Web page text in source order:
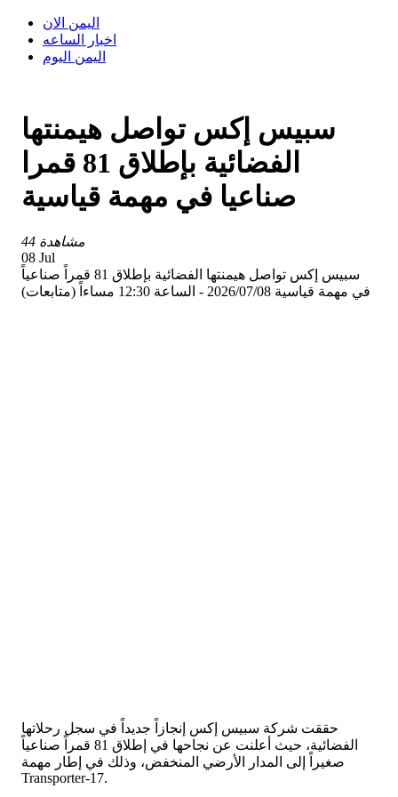
اليمن الان
اخبار الساعه
اليمن اليوم
سبيس إكس تواصل هيمنتها
الفضائية بإطلاق 81 قمرا
صناعيا في مهمة قياسية
44 مشاهدة
08 Jul
سبيس إكس تواصل هيمنتها الفضائية بإطلاق 81 قمراً صناعياً
في مهمة قياسية 2026/07/08 - الساعة 12:30 مساءاً (متابعات)
حققت شركة سبيس إكس إنجازاً جديداً في سجل رحلاتها
الفضائية، حيث أعلنت عن نجاحها في إطلاق 81 قمراً صناعياً
صغيراً إلى المدار الأرضي المنخفض، وذلك في إطار مهمة
Transporter-17.